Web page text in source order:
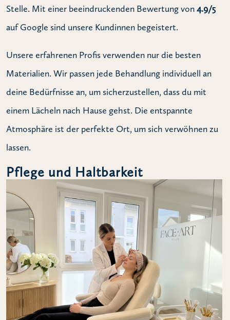
Stelle. Mit einer beeindruckenden Bewertung von4.9/5
auf Google sind unsere Kundinnen begeistert.
Unsere erfahrenen Profis verwenden nur die besten
Materialien. Wir passen jede Behandlung individuell an
deine Bedürfnisse an, um sicherzustellen, dass du mit
einem Lächeln nach Hause gehst. Die entspannte
Atmosphäre ist der perfekte Ort, um sich verwöhnen zu
lassen.
Pflege und Haltbarkeit